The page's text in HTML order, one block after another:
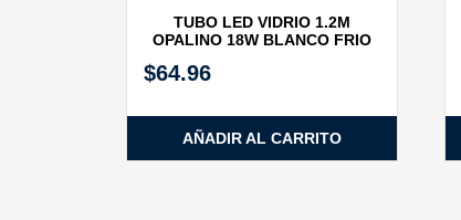
TUBO LED VIDRIO 1.2M
OPALINO 18W BLANCO FRIO
$64.96
AÑADIR AL CARRITO